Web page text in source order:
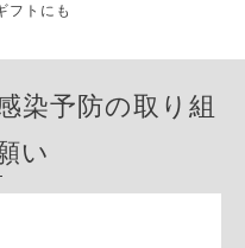
フトにも
染予防の取り組
い